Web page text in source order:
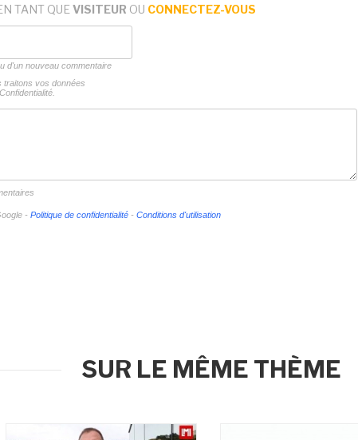
TANT QUE VISITEUR OU CONNECTEZ-VOUS
d'un nouveau commentaire
traitons vos données
- Politique de confidentialité - Conditions d'utilisation
SUR LE MÊME THÈME